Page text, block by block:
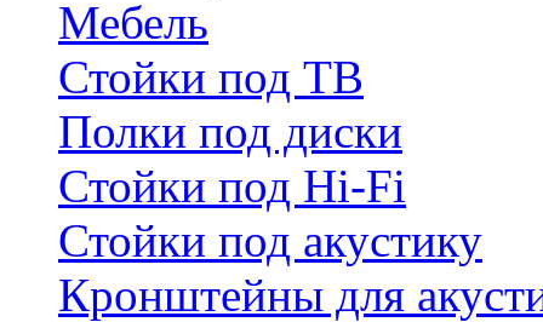
Мебель
Стойки под ТВ
Полки под диски
Стойки под Hi-Fi
Стойки под акустику
Кронштейны для